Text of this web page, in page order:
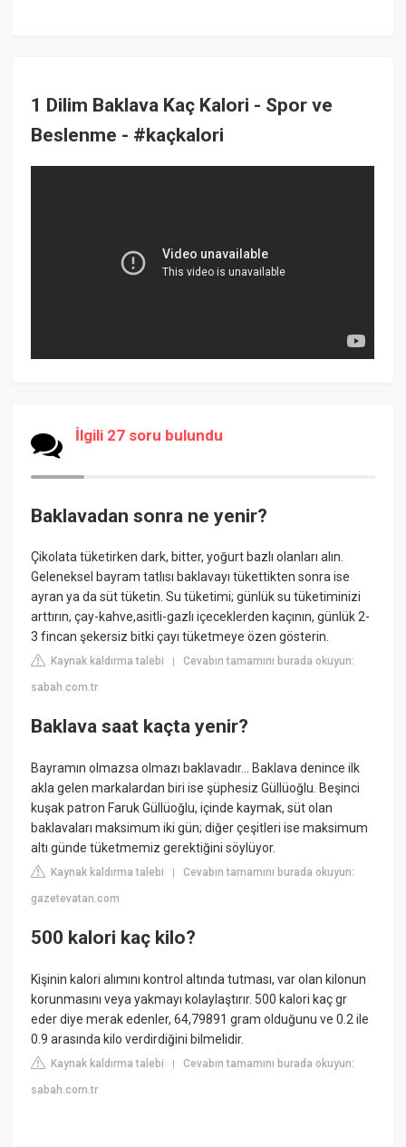
1 Dilim Baklava Kaç Kalori - Spor ve
Beslenme - #kaçkalori
İlgili 27 soru bulundu
Baklavadan sonra ne yenir?
Çikolata tüketirken dark, bitter, yoğurt bazlı olanları alın.
Geleneksel bayram tatlısı baklavayı tükettikten sonra ise
ayran ya da süt tüketin. Su tüketimi; günlük su tüketiminizi
arttırın, çay-kahve,asitli-gazlı içeceklerden kaçının, günlük 2-
3 fincan şekersiz bitki çayı tüketmeye özen gösterin.
Kaynak kaldırma talebi |Cevabın tamamını burada okuyun:
sabah.com.tr
Baklava saat kaçta yenir?
Bayramın olmazsa olmazı baklavadır... Baklava denince ilk
akla gelen markalardan biri ise şüphesiz Güllüoğlu. Beşinci
kuşak patron Faruk Güllüoğlu, içinde kaymak, süt olan
baklavaları maksimum iki gün; diğer çeşitleri ise maksimum
altı günde tüketmemiz gerektiğini söylüyor.
Kaynak kaldırma talebi |Cevabın tamamını burada okuyun:
gazetevatan.com
500 kalori kaç kilo?
Kişinin kalori alımını kontrol altında tutması, var olan kilonun
korunmasını veya yakmayı kolaylaştırır. 500 kalori kaç gr
eder diye merak edenler, 64,79891 gram olduğunu ve 0.2 ile
0.9 arasında kilo verdirdiğini bilmelidir.
Kaynak kaldırma talebi |Cevabın tamamını burada okuyun:
sabah.com.tr